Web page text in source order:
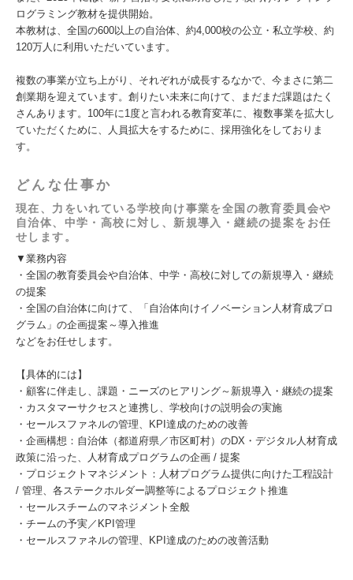
ログラミング教材を提供開始。
本教材は、全国の600以上の自治体、約4,000校の公立・私立学校、約
120万人に利用いただいています。
複数の事業が立ち上がり、それぞれが成長するなかで、今まさに第二
創業期を迎えています。創りたい未来に向けて、まだまだ課題はたく
さんあります。100年に1度と言われる教育変革に、複数事業を拡大し
ていただくために、人員拡大をするために、採用強化をしておりま
す。
どんな仕事か
現在、力をいれている学校向け事業を全国の教育委員会や
自治体、中学・高校に対し、新規導入・継続の提案をお任
せします。
▼業務内容
・全国の教育委員会や自治体、中学・高校に対しての新規導入・継続
の提案
・全国の自治体に向けて、「自治体向けイノベーション人材育成プロ
グラム」の企画提案～導入推進
などをお任せします。
【具体的には】
・顧客に伴走し、課題・ニーズのヒアリング～新規導入・継続の提案
・カスタマーサクセスと連携し、学校向けの説明会の実施
・セールスファネルの管理、KPI達成のための改善
・企画構想：自治体（都道府県／市区町村）のDX・デジタル人材育成
政策に沿った、人材育成プログラムの企画 / 提案
・プロジェクトマネジメント：人材プログラム提供に向けた工程設計
/ 管理、各ステークホルダー調整等によるプロジェクト推進
・セールスチームのマネジメント全般
・チームの予実／KPI管理
・セールスファネルの管理、KPI達成のための改善活動